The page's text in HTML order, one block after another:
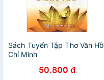
Sách Tuyển Tập Thơ Văn Hồ
Chí Minh
50.800 đ